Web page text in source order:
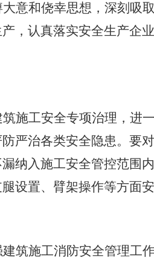
意和侥幸思想，深刻吸
，认真落实安全生产企
施工安全专项治理，进
严治各类安全隐患。要
纳入施工安全管控范围
设置、臂架操作等方面安
筑施工消防安全管理工